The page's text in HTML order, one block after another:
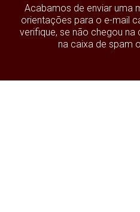
Acabamos de enviar uma
orientações para o e-mail
verifique, se não chegou na
na caixa de spam